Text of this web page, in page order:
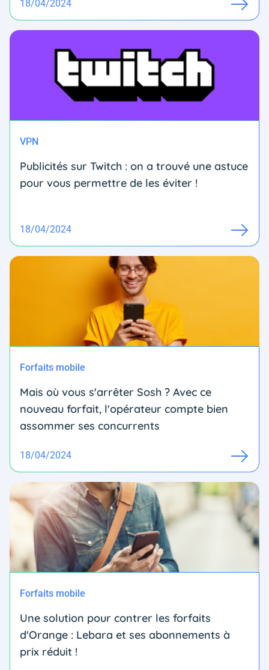
18/04/2024
VPN
Publicités sur Twitch : on a trouvé une astuce
pour vous permettre de les éviter !
18/04/2024
Forfaits mobile
Mais où vous s'arrêter Sosh ? Avec ce
nouveau forfait, l'opérateur compte bien
assommer ses concurrents
18/04/2024
Forfaits mobile
Une solution pour contrer les forfaits
d'Orange : Lebara et ses abonnements à
prix réduit !